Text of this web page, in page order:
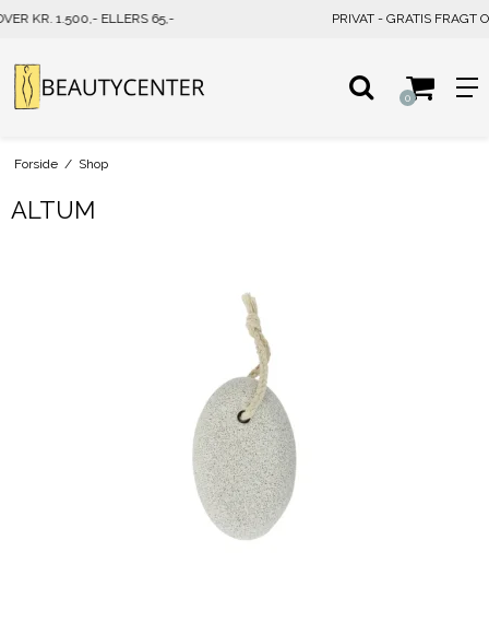
PRIVAT - GRATIS FRAGT OVER KR. 500,- ELLERS 39,-
0
Forside / Shop
ALTUM